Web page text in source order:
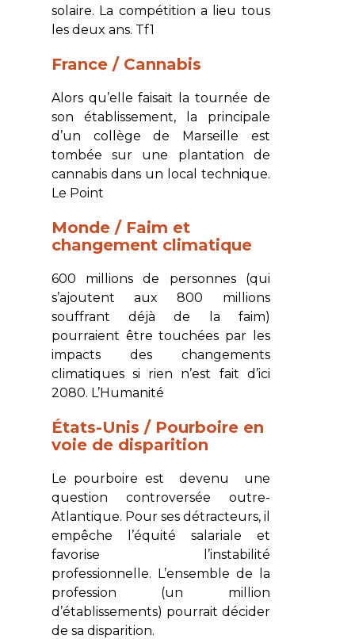
solaire. La compétition a lieu tous
les deux ans. Tf1
France / Cannabis
Alors qu’elle faisait la tournée de
son établissement, la principale
d’un collège de Marseille est
tombée sur une plantation de
cannabis dans un local technique.
Le Point
Monde / Faim et
changement climatique
600 millions de personnes (qui
s’ajoutent aux 800 millions
souffrant déjà de la faim)
pourraient être touchées par les
impacts des changements
climatiques si rien n’est fait d’ici
2080. L’Humanité
États-Unis / Pourboire en
voie de disparition
Le pourboire est devenu une
question controversée outre-
Atlantique. Pour ses détracteurs, il
empêche l’équité salariale et
favorise l’instabilité
professionnelle. L’ensemble de la
profession (un million
d’établissements) pourrait décider
de sa disparition.